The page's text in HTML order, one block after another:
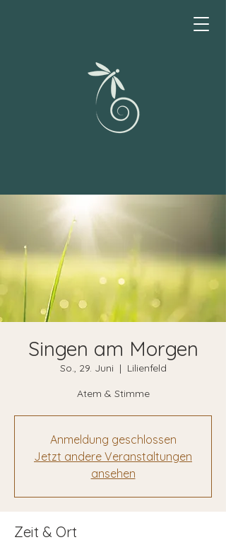
Singen am Morgen
So., 29. Juni
  |
Lilienfeld
Atem & Stimme
Anmeldung geschlossen
Jetzt andere Veranstaltungen
ansehen
Zeit & Ort